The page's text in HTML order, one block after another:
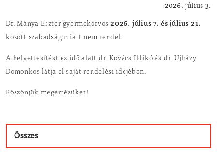
2026. július 3.
Dr. Mánya Eszter gyermekorvos 2026. július 7. és július 21.
között szabadság miatt nem rendel.
A helyettesítést ez idő alatt dr. Kovács Ildikó és dr. Ujházy
Domonkos látja el saját rendelési idejében.
Köszönjük megértésüket!
Összes